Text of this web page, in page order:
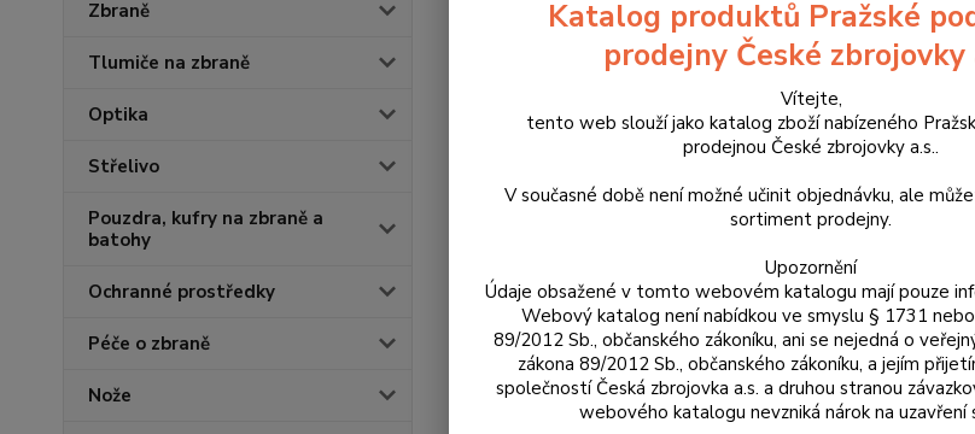
Zbraně
Tlumiče na zbraně
Optika
Střelivo
Pouzdra, kufry na zbraně a
batohy
Ochranné prostředky
Péče o zbraně
Nože
Katalog produktů Pražské
prodejny České zbrojovky
Vítejte,
tento web slouží jako katalog zboží nabízeného
prodejnou České zbrojovky a.s..
V současné době není možné učinit objednávku, ale
sortiment prodejny.
Upozornění
Údaje obsažené v tomto webovém katalogu mají pouze
Webový katalog není nabídkou ve smyslu § 1731
89/2012 Sb., občanského zákoníku, ani se nejedná o
zákona 89/2012 Sb., občanského zákoníku, a jejím
společností Česká zbrojovka a.s. a druhou stranou
webového katalogu nevzniká nárok na uzavření